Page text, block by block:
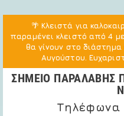
🌴 Κλειστά για
παραμένει κλειστό από 4
θα γίνουν στο
Αυγούστου.
ΣΗΜΕΙΟ ΠΑΡΑΛΑΒΗΣ
Τηλέφωνα